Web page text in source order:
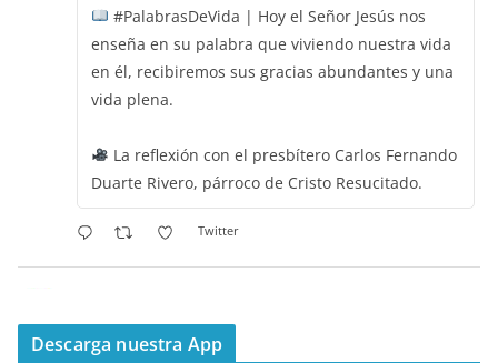
#PalabrasDeVida | Hoy el Señor Jesús nos
enseña en su palabra que viviendo nuestra vida
en él, recibiremos sus gracias abundantes y una
vida plena.
La reflexión con el presbítero Carlos Fernando
Duarte Rivero, párroco de Cristo Resucitado.
Twitter
“Mis ovejas escuchan mi voz, y yo las conozco”
#PalabrasDeVida
Descarga nuestra App